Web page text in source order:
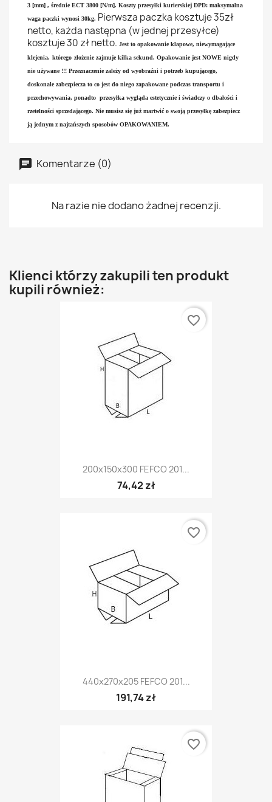
3 [mm] , średnie ECT 3800 [N/m]. Koszty przesyłki kurierskiej DPD: maksymalna
waga paczki wynosi 30kg. Pierwsza paczka kosztuje 35zł
netto, każda następna (w jednej przesyłce)
kosztuje 30 zł netto. Jest to opakowanie klapowe, niewymagające
klejenia, którego złożenie zajmuje kilka sekund. Opakowanie jest NOWE nigdy
nie używane !!! Przeznaczenie zależy od wyobraźni i potrzeb kupującego,
doskonale zabezpiecza to co jest do niego zapakowane podczas transportu i
przechowywania, ponadto przesyłka wygląda estetycznie i świadczy o dbałości i
rzetelności sprzedającego. Nie musisz się już martwić o swoją przesyłkę zabezpiecz
ją jednym z najtańszych sposobów OPAKOWANIEM.
Komentarze (0)
Na razie nie dodano żadnej recenzji.
Klienci którzy zakupili ten produkt
kupili również:
200x150x300 FEFCO 201...
74,42 zł
favorite_border
440x270x205 FEFCO 201...
191,74 zł
favorite_border
favorite_border